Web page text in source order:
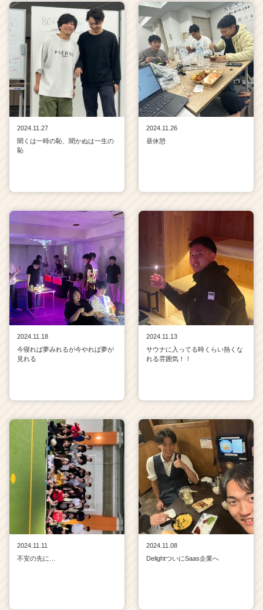
2024.11.27
聞くは一時の恥、聞かぬは一生の
恥
2024.11.26
昼休憩
2024.11.18
今寝れば夢みれるが今やれば夢が
見れる
2024.11.13
サウナに入ってる時くらい熱くな
れる雰囲気！！
2024.11.11
不安の先に…
2024.11.08
DelightついにSaas企業へ